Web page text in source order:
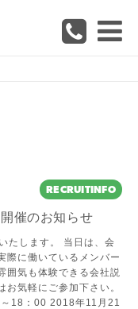
RECRUITINFO
催のお知らせ
たします。 当日は、会
際に働いているメンバー
囲気も体験できる会社説
気軽にご参加下さい。
18：00 2018年11月21